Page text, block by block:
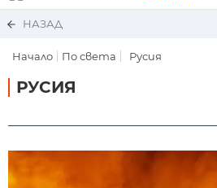
НАЗАД
Начало По света Русия
РУСИЯ